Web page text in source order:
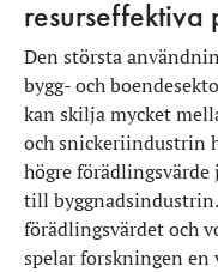
resurseffektiva
Den största
bygg- och
kan skilja mycket
och snickeriindustrin
högre
till
förädlingsvärdet och
spelar forskningen